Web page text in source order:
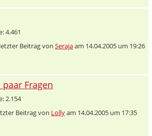
4.461
Beitrag von Serajaam 14.04.2005 um 19:26
Fragen
2.154
Beitrag von Lollyam 14.04.2005 um 17:35